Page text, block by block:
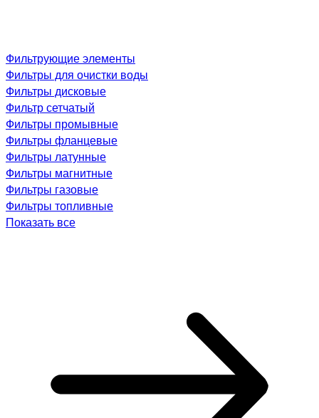
Фильтрующие элементы
Фильтры для очистки воды
Фильтры дисковые
Фильтр сетчатый
Фильтры промывные
Фильтры фланцевые
Фильтры латунные
Фильтры магнитные
Фильтры газовые
Фильтры топливные
Показать все